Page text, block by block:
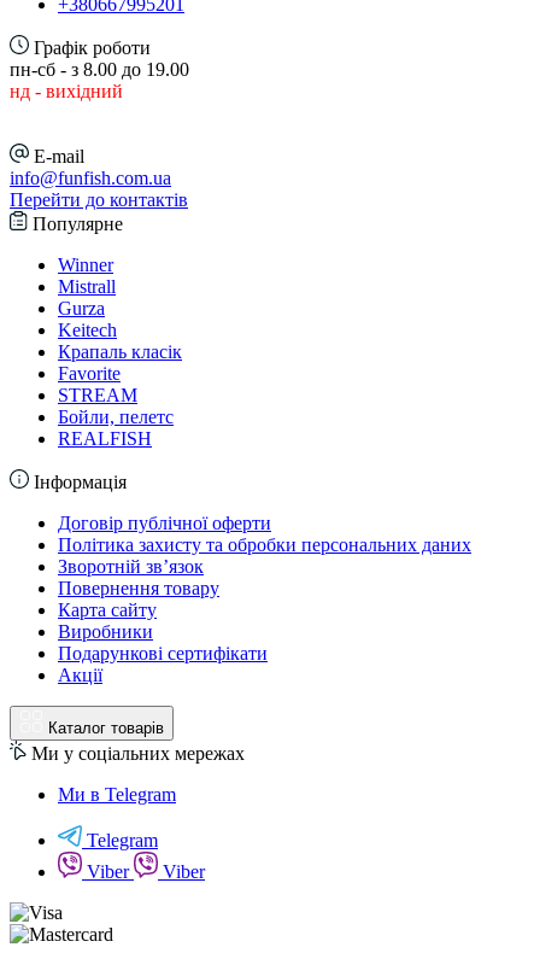
+380667995201
Графік роботи
пн-сб - з 8.00 до 19.00
нд - вихідний
E-mail
info@funfish.com.ua
Перейти до контактів
Популярне
Winner
Mistrall
Gurza
Keitech
Крапаль класік
Favorite
STREAM
Бойли, пелетс
REALFISH
Інформація
Договір публічної оферти
Політика захисту та обробки персональних даних
Зворотній зв’язок
Повернення товару
Карта сайту
Виробники
Подарункові сертифікати
Акції
Каталог товарів
Ми у соціальних мережах
Ми в Telegram
Telegram
Viber
Viber